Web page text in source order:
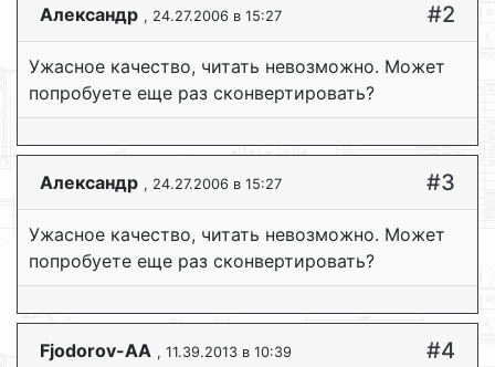
Александр , 24.27.2006 в 15:27 #2
Ужасное качество, читать невозможно. Может
попробуете еще раз сконвертировать?
Александр , 24.27.2006 в 15:27 #3
Ужасное качество, читать невозможно. Может
попробуете еще раз сконвертировать?
Fjodorov-AA , 11.39.2013 в 10:39 #4